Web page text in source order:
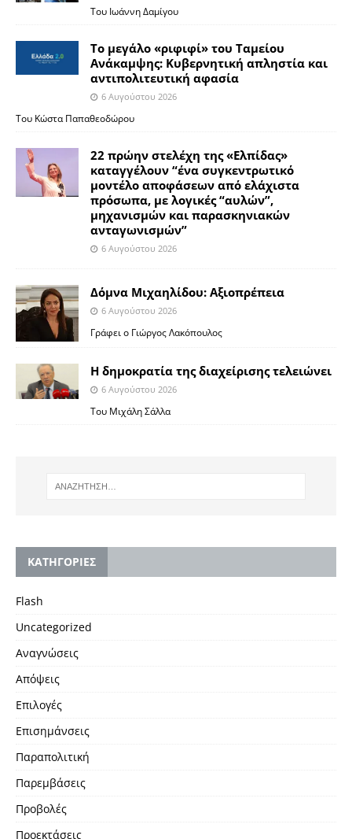
Του Ιωάννη Δαμίγου
Το μεγάλο «ριφιφί» του Ταμείου
Ανάκαμψης: Κυβερνητική απληστία και
αντιπολιτευτική αφασία
6 Αυγούστου 2026
Του Κώστα Παπαθεοδώρου
22 πρώην στελέχη της «Ελπίδας»
καταγγέλουν “ένα συγκεντρωτικό
μοντέλο αποφάσεων από ελάχιστα
πρόσωπα, με λογικές “αυλών”,
μηχανισμών και παρασκηνιακών
ανταγωνισμών”
6 Αυγούστου 2026
Δόμνα Μιχαηλίδου: Αξιοπρέπεια
6 Αυγούστου 2026
Γράφει ο Γιώργος Λακόπουλος
Η δημοκρατία της διαχείρισης τελειώνει
6 Αυγούστου 2026
Του Μιχάλη Σάλλα
KΑΤΗΓΟΡΙΕΣ
Flash
Uncategorized
Αναγνώσεις
Απόψεις
Επιλογές
Επισημάνσεις
Παραπολιτική
Παρεμβάσεις
Προβολές
Προεκτάσεις